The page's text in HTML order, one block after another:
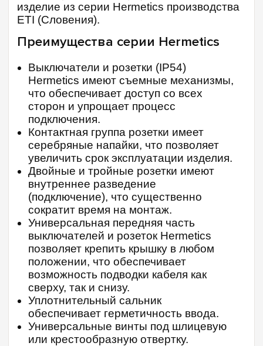
изделие из серии Hermetics производства
ETI (Словения).
Преимущества серии Hermetics
Выключатели и розетки (IP54)
Hermetics имеют съемные механизмы,
что обеспечивает доступ со всех
сторон и упрощает процесс
подключения.
Контактная группа розетки имеет
серебряные напайки, что позволяет
увеличить срок эксплуатации изделия.
Двойные и тройные розетки имеют
внутреннее разведение
(подключение), что существенно
сократит время на монтаж.
Универсальная передняя часть
выключателей и розеток Hermetics
позволяет крепить крышку в любом
положении, что обеспечивает
возможность подводки кабеля как
сверху, так и снизу.
Уплотнительный сальник
обеспечивает герметичность ввода.
Универсальные винты под шлицевую
или крестообразную отвертку.